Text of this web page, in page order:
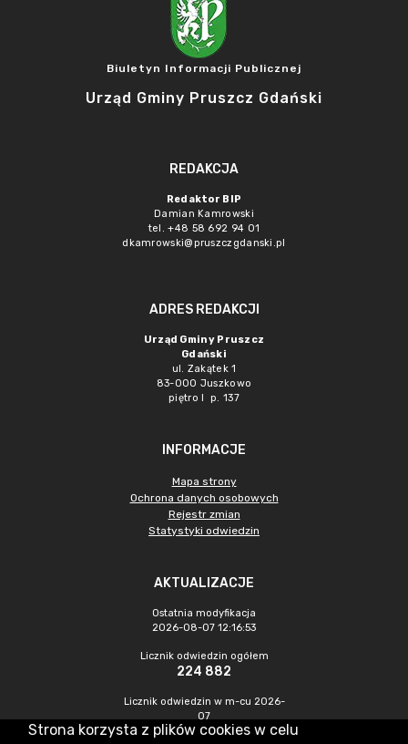
Biuletyn Informacji Publicznej
Urząd Gminy Pruszcz Gdański
REDAKCJA
Redaktor BIP
Damian Kamrowski
tel. +48 58 692 94 01
dkamrowski@pruszczgdanski.pl
ADRES REDAKCJI
Urząd Gminy Pruszcz
Gdański
ul. Zakątek 1
83-000 Juszkowo
piętro I p. 137
INFORMACJE
Mapa strony
Ochrona danych osobowych
Rejestr zmian
Statystyki odwiedzin
AKTUALIZACJE
Ostatnia modyfikacja
2026-08-07 12:16:53
Licznik odwiedzin ogółem
224 882
Licznik odwiedzin w m-cu 2026-
07
1 035
Strona korzysta z plików cookies w celu